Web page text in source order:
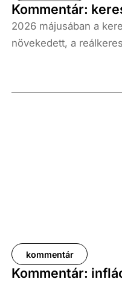
Kommentár:
2026 májusában a
növekedett, a
százalékot, a nettóé
kommentár
Kommentár: